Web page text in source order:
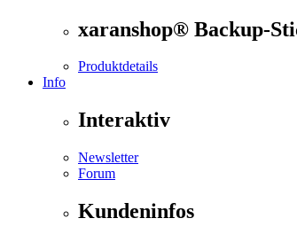
xaranshop® Backup-
Produktdetails
Info
Interaktiv
Newsletter
Forum
Kundeninfos